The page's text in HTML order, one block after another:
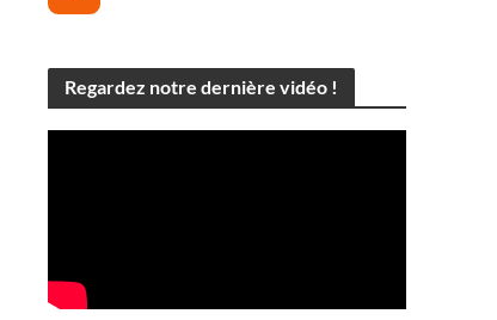
Regardez notre dernière vidéo !